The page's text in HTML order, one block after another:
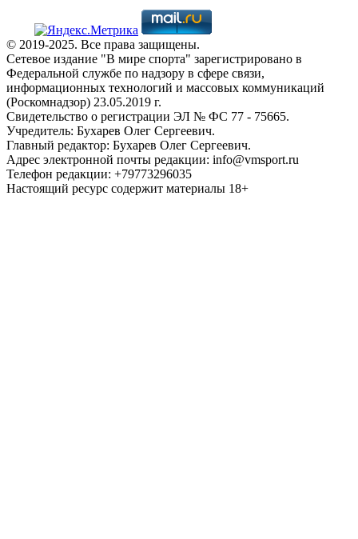
© 2019-2025. Все права защищены.
Сетевое издание "В мире спорта" зарегистрировано в
Федеральной службе по надзору в сфере связи,
информационных технологий и массовых коммуникаций
(Роскомнадзор) 23.05.2019 г.
Свидетельство о регистрации ЭЛ № ФС 77 - 75665.
Учредитель: Бухарев Олег Сергеевич.
Главный редактор: Бухарев Олег Сергеевич.
Адрес электронной почты редакции: info@vmsport.ru
Телефон редакции: +79773296035
Настоящий ресурс содержит материалы 18+